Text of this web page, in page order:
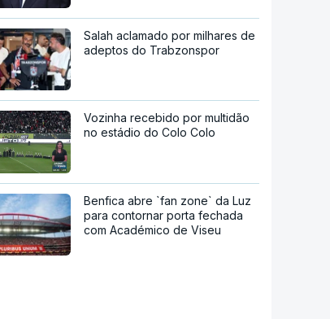
Salah aclamado por milhares de
adeptos do Trabzonspor
Vozinha recebido por multidão
no estádio do Colo Colo
Benfica abre `fan zone` da Luz
para contornar porta fechada
com Académico de Viseu